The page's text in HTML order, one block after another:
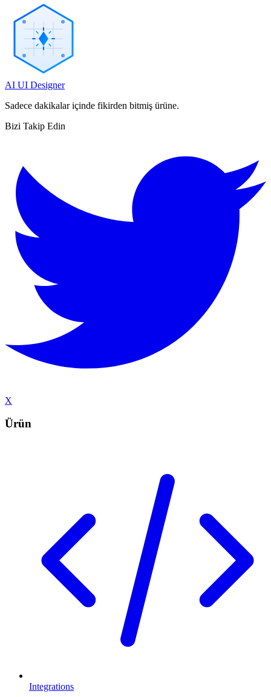
AI UI Designer
Sadece dakikalar içinde fikirden bitmiş ürüne.
Bizi Takip Edin
X
Ürün
Integrations